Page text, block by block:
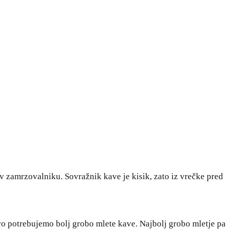
zamrzovalniku. Sovražnik kave je kisik, zato iz vrečke pred
potrebujemo bolj grobo mlete kave. Najbolj grobo mletje pa